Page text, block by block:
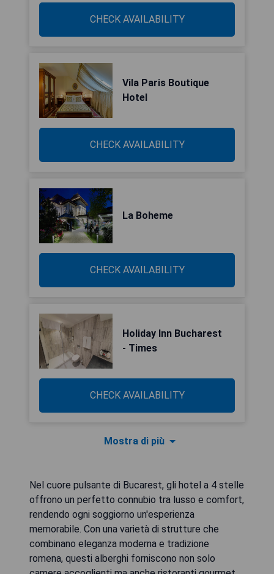
CHECK AVAILABILITY
Vila Paris Boutique
Hotel
CHECK AVAILABILITY
La Boheme
CHECK AVAILABILITY
Holiday Inn Bucharest
- Times
CHECK AVAILABILITY
Mostra di più
Nel cuore pulsante di Bucarest, gli hotel a 4 stelle
offrono un perfetto connubio tra lusso e comfort,
rendendo ogni soggiorno un'esperienza
memorabile. Con una varietà di strutture che
combinano eleganza moderna e tradizione
romena, questi alberghi forniscono non solo